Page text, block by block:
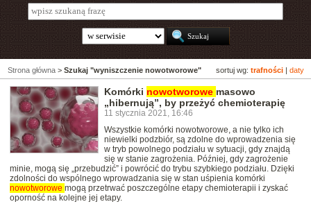
sortuj wg: trafności daty
Strona główna > Szukaj "wyniszczenie nowotworowe"
Komórki nowotworowe masowo
„hibernują”, by przeżyć chemioterapię
11 stycznia 2021, 16:46
Wszystkie komórki nowotworowe, a nie tylko ich
niewielki podzbiór, są zdolne do wprowadzenia się
w tryb powolnego podziału w sytuacji, gdy znajdą
się w stanie zagrożenia. Później, gdy zagrożenie
minie, mogą się „przebudzić” i powrócić do trybu szybkiego podziału. Dzięki
zdolności do wspólnego wprowadzania się w stan uśpienia komórki
nowotworowe mogą przetrwać poszczególne etapy chemioterapii i zyskać
oporność na kolejne jej etapy.